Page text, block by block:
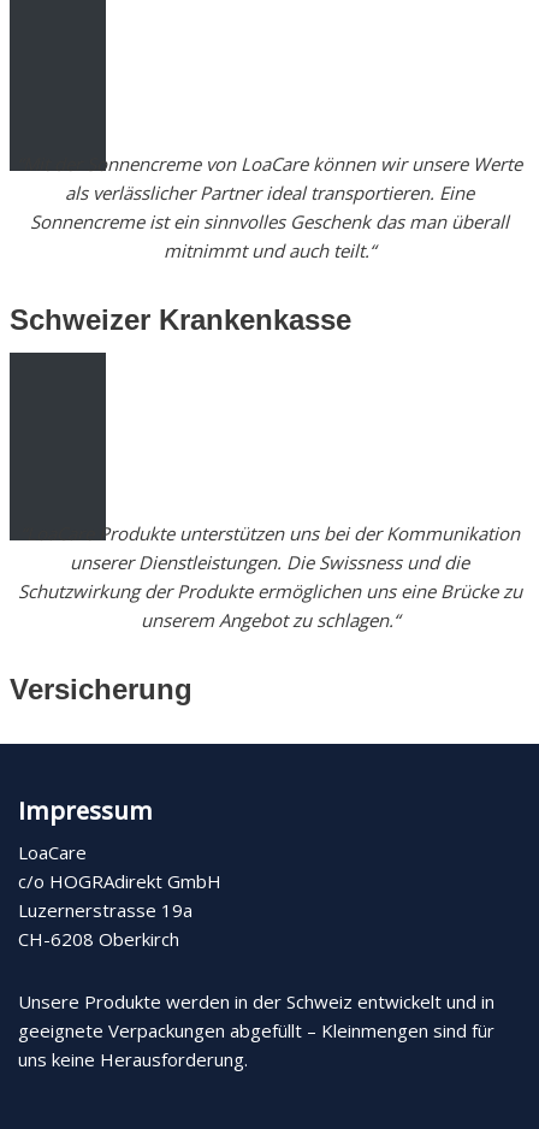
“Mit der Sonnencreme von LoaCare können wir unsere Werte
als verlässlicher Partner ideal transportieren. Eine
Sonnencreme ist ein sinnvolles Geschenk das man überall
mitnimmt und auch teilt.“
Schweizer Krankenkasse
“LoaCare Produkte unterstützen uns bei der Kommunikation
unserer Dienstleistungen. Die Swissness und die
Schutzwirkung der Produkte ermöglichen uns eine Brücke zu
unserem Angebot zu schlagen.“
Versicherung
Impressum
LoaCare
c/o HOGRAdirekt GmbH
Luzernerstrasse 19a
CH-6208 Oberkirch
Unsere Produkte werden in der Schweiz entwickelt und in
geeignete Verpackungen abgefüllt – Kleinmengen sind für
uns keine Herausforderung.